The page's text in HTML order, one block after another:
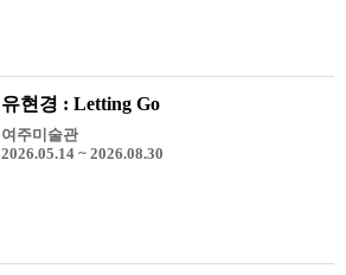
유현경 : Letting Go
여주미술관
2026.05.14 ~ 2026.08.30